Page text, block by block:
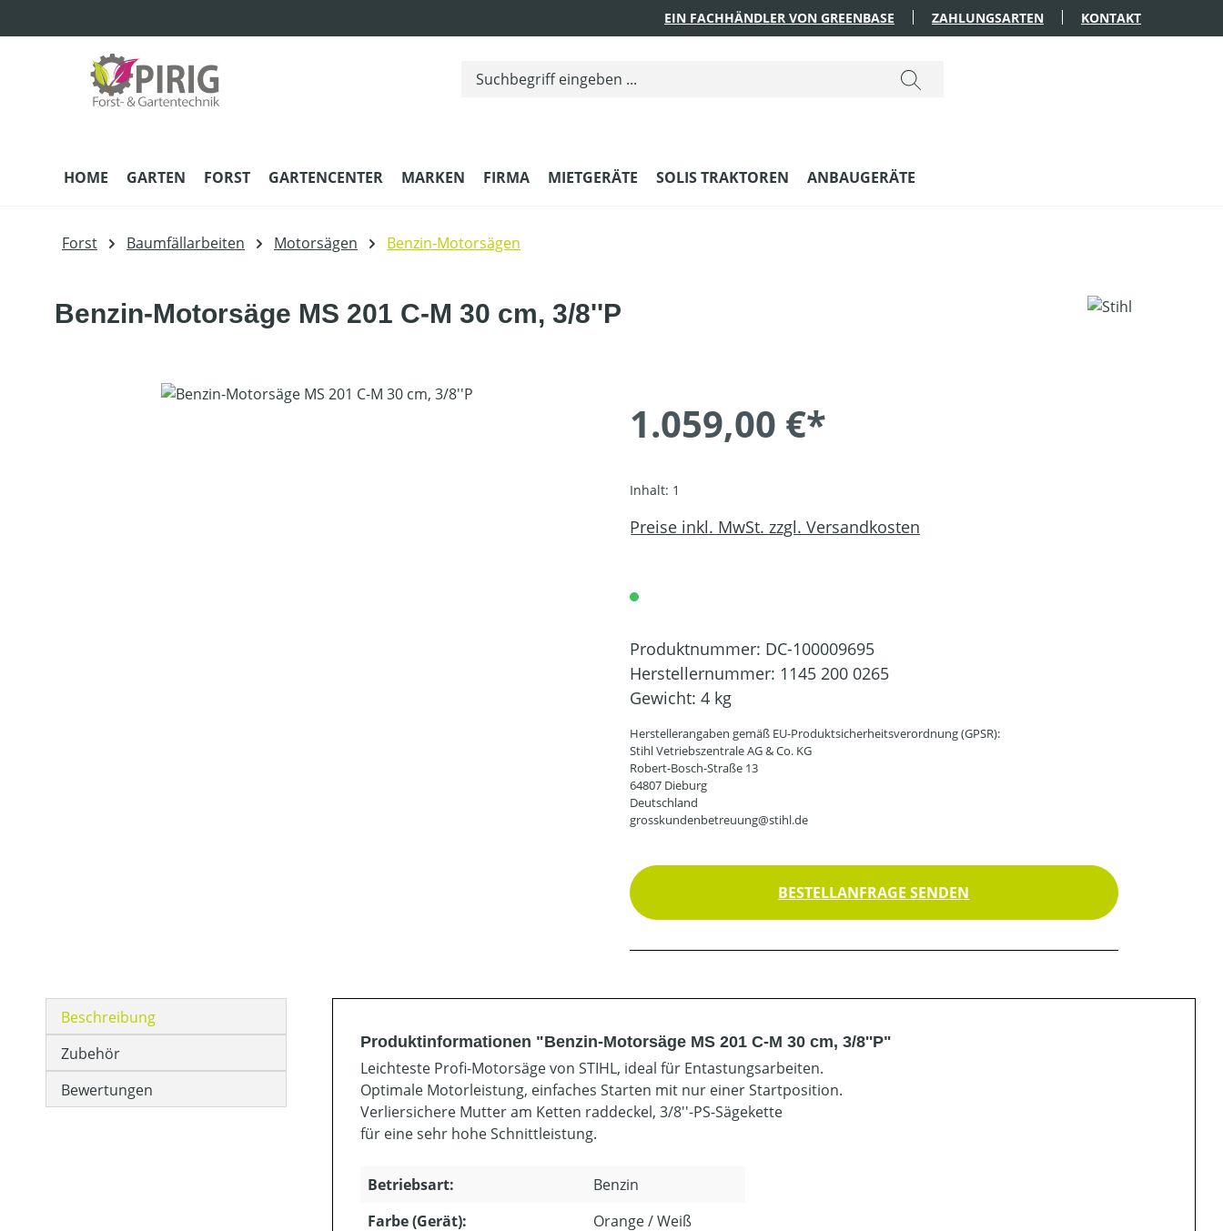
EIN FACHHÄNDLER VON GREENBASE ZAHLUNGSARTEN KONTAKT
HOME GARTEN FORST GARTENCENTER MARKEN FIRMA MIETGERÄTE SOLIS TRAKTOREN ANBAUGERÄTE
Forst Baumfällarbeiten Motorsägen Benzin-Motorsägen
Benzin-Motorsäge MS 201 C-M 30 cm, 3/8''P
Bildergalerie überspringen
1.059,00 €*
Inhalt: 1
Preise inkl. MwSt. zzgl. Versandkosten
Produktnummer: DC-100009695
Herstellernummer: 1145 200 0265
Gewicht: 4 kg
Herstellerangaben gemäß EU-Produktsicherheitsverordnung (GPSR):
Stihl Vetriebszentrale AG & Co. KG
Robert-Bosch-Straße 13
64807 Dieburg
Deutschland
grosskundenbetreuung@stihl.de
BESTELLANFRAGE SENDEN
Beschreibung
Zubehör
Bewertungen
Produktinformationen "Benzin-Motorsäge MS 201 C-M 30 cm, 3/8''P"
Leichteste Profi-Motorsäge von STIHL, ideal für Entastungsarbeiten.
Optimale Motorleistung, einfaches Starten mit nur einer Startposition.
Verliersichere Mutter am Ketten raddeckel, 3/8''-PS-Sägekette
für eine sehr hohe Schnittleistung.
Betriebsart:
Benzin
Farbe (Gerät):
Orange / Weiß